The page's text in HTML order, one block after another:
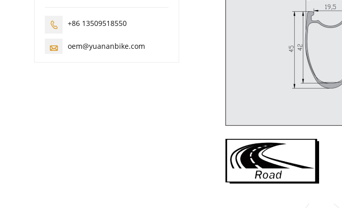
 +86 13509518550
 oem@yuananbike.com